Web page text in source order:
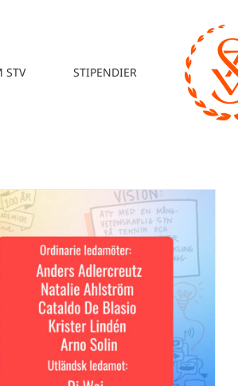
STV STIPENDIER